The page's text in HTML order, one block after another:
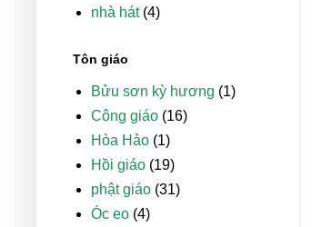
nhà hát (4)
Tôn giáo
Bửu sơn kỳ hương (1)
Công giáo (16)
Hòa Hảo (1)
Hồi giáo (19)
phật giáo (31)
Óc eo (4)